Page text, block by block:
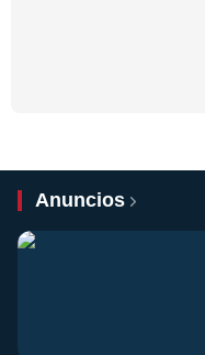
Anuncios